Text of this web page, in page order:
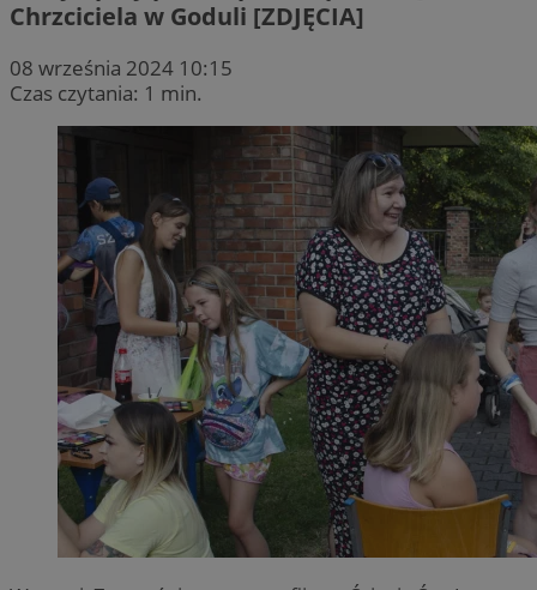
Chrzciciela w Goduli [ZDJĘCIA]
08 września 2024 10:15
Czas czytania: 1 min.